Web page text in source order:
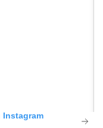
Instagram